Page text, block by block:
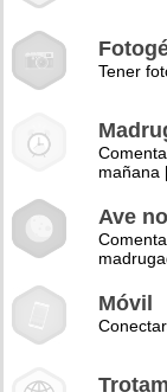
Tener
mañana
Ave
Móvil